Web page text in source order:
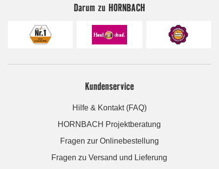
Darum zu HORNBACH
Kundenservice
Hilfe & Kontakt (FAQ)
HORNBACH Projektberatung
Fragen zur Onlinebestellung
Fragen zu Versand und Lieferung